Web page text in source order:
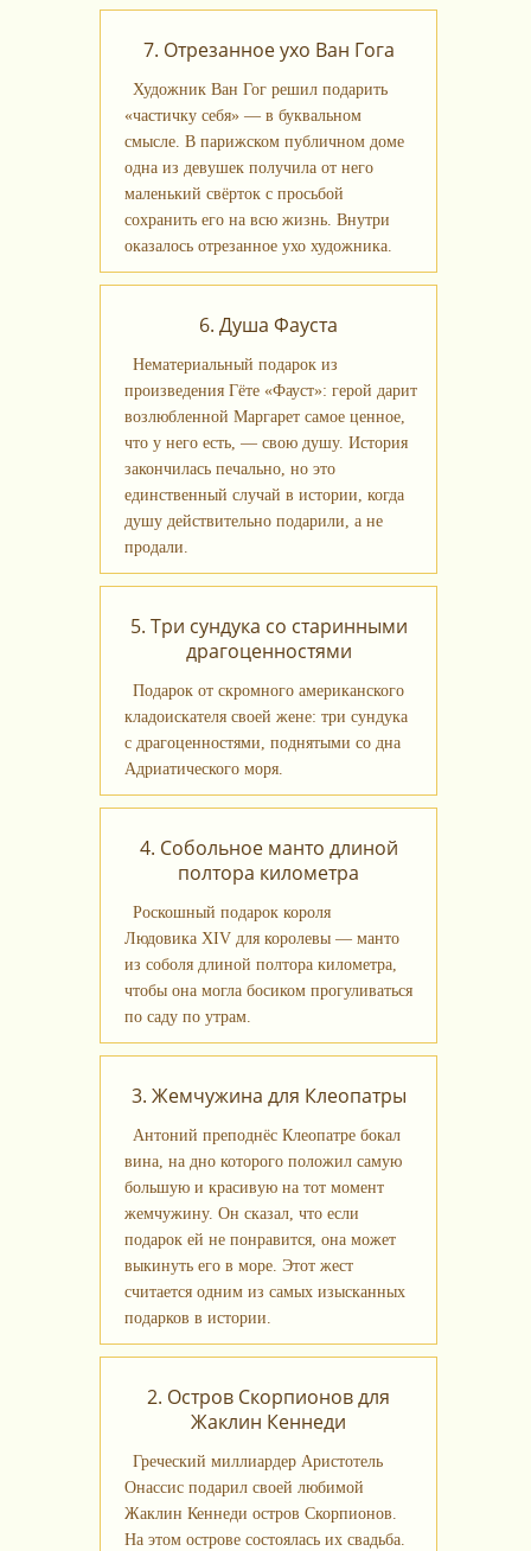
7. Отрезанное ухо Ван Гога
Художник Ван Гог решил подарить
«частичку себя» — в буквальном
смысле. В парижском публичном доме
одна из девушек получила от него
маленький свёрток с просьбой
сохранить его на всю жизнь. Внутри
оказалось отрезанное ухо художника.
6. Душа Фауста
Нематериальный подарок из
произведения Гёте «Фауст»: герой дарит
возлюбленной Маргарет самое ценное,
что у него есть, — свою душу. История
закончилась печально, но это
единственный случай в истории, когда
душу действительно подарили, а не
продали.
5. Три сундука со старинными
драгоценностями
Подарок от скромного американского
кладоискателя своей жене: три сундука
с драгоценностями, поднятыми со дна
Адриатического моря.
4. Собольное манто длиной
полтора километра
Роскошный подарок короля
Людовика XIV для королевы — манто
из соболя длиной полтора километра,
чтобы она могла босиком прогуливаться
по саду по утрам.
3. Жемчужина для Клеопатры
Антоний преподнёс Клеопатре бокал
вина, на дно которого положил самую
большую и красивую на тот момент
жемчужину. Он сказал, что если
подарок ей не понравится, она может
выкинуть его в море. Этот жест
считается одним из самых изысканных
подарков в истории.
2. Остров Скорпионов для
Жаклин Кеннеди
Греческий миллиардер Аристотель
Онассис подарил своей любимой
Жаклин Кеннеди остров Скорпионов.
На этом острове состоялась их свадьба.